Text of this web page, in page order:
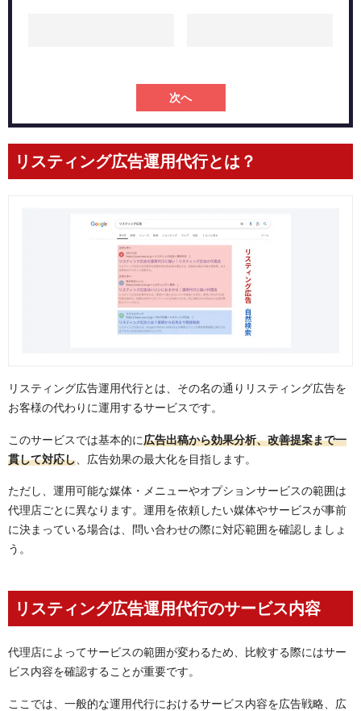
リスティング広告運用代行ができる大手の代理店は？
まとめ：リスティング広告について迷っているならまず
次へ
リスティング広告運用代行とは？
リスティング広告運用代行とは、その名の通りリスティング広告を
お客様の代わりに運用するサービスです。
このサービスでは基本的に広告出稿から効果分析、改善提案まで一
貫して対応し 、広告効果の最大化を目指します。
ただし、運用可能な媒体・メニューやオプションサービスの範囲は
代理店ごとに異なります。運用を依頼したい媒体やサービスが事前
に決まっている場合は、問い合わせの際に対応範囲を確認しましょ
う。
リスティング広告運用代行のサービス内容
代理店によってサービスの範囲が変わるため、比較する際にはサー
ビス内容を確認することが重要です。
ここでは、一般的な運用代行におけるサービス内容を広告戦略、広